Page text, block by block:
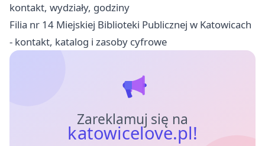
kontakt, wydziały, godziny
Filia nr 14 Miejskiej Biblioteki Publicznej w Katowicach
- kontakt, katalog i zasoby cyfrowe
Zareklamuj się na
katowicelove.pl!